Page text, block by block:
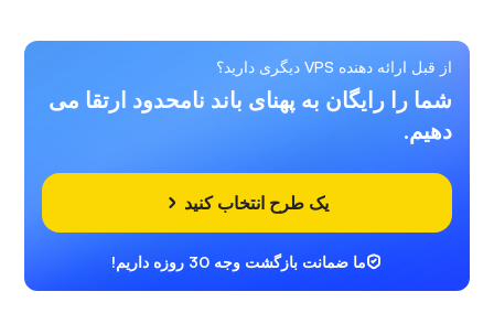
از قبل ارائه دهنده VPS دیگری دارید؟
شما را رایگان به پهنای باند نامحدود ارتقا می
دهیم.
یک طرح انتخاب کنید
ما ضمانت بازگشت وجه 30 روزه داریم!